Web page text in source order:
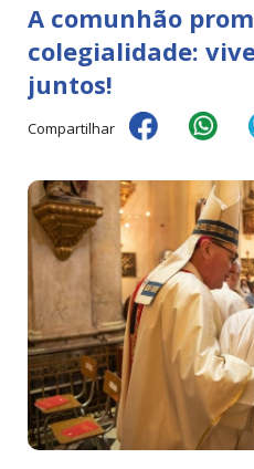
A comunhão
colegialidade:
juntos!
Compartilhar